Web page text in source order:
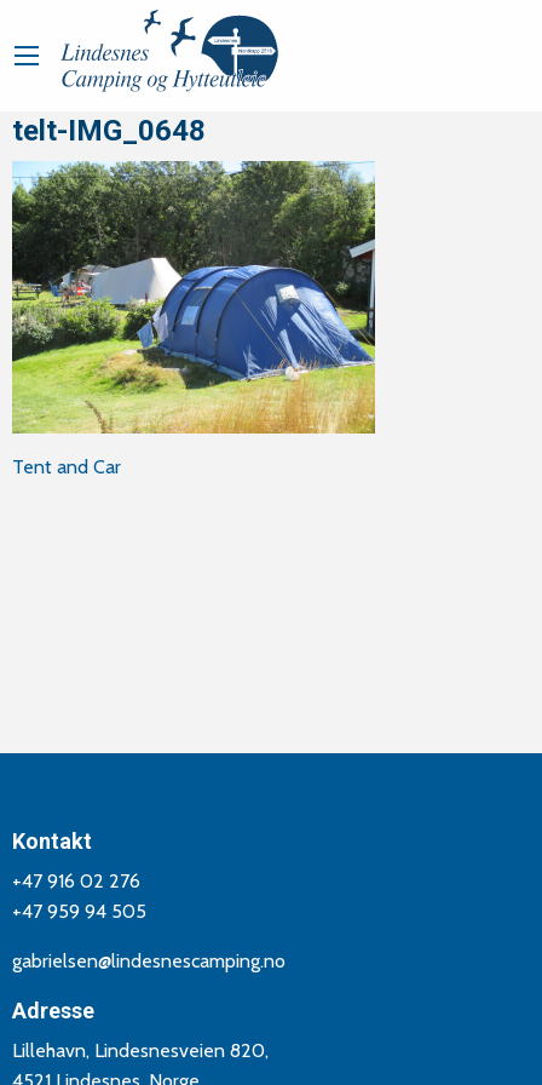
telt-IMG_0648
Innleggsnavigasjon
Tent and Car
Kontakt
+47 916 02 276
+47 959 94 505
gabrielsen@lindesnescamping.no
Adresse
Lillehavn, Lindesnesveien 820,